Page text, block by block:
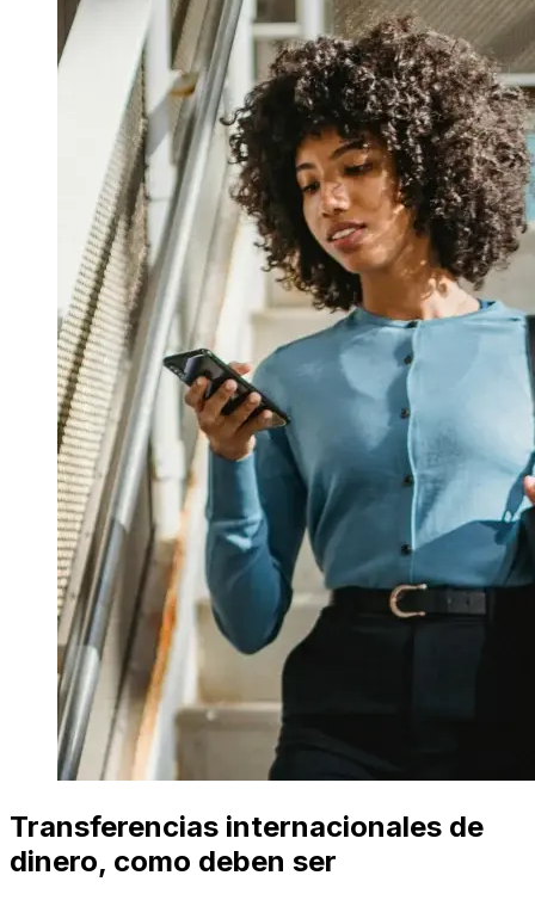
Transferencias internacionales de
dinero, como deben ser